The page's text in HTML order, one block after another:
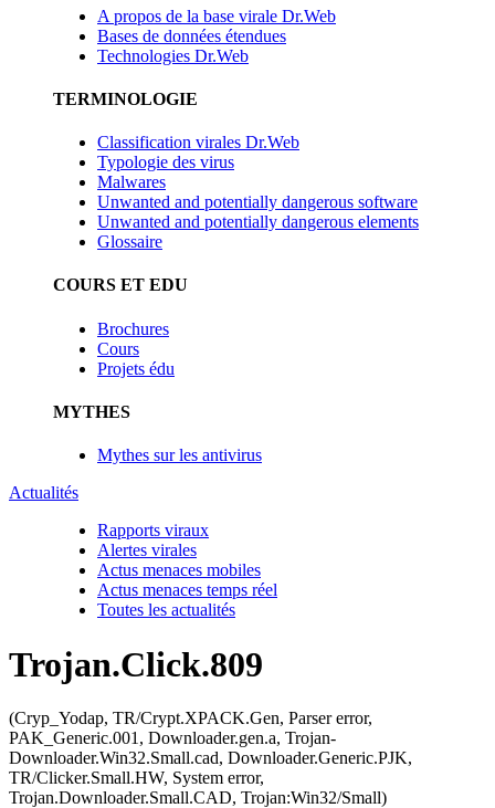
A propos de la base virale Dr.Web
Bases de données étendues
Technologies Dr.Web
TERMINOLOGIE
Classification virales Dr.Web
Typologie des virus
Malwares
Unwanted and potentially dangerous software
Unwanted and potentially dangerous elements
Glossaire
COURS ET EDU
Brochures
Cours
Projets édu
MYTHES
Mythes sur les antivirus
Actualités
Rapports viraux
Alertes virales
Actus menaces mobiles
Actus menaces temps réel
Toutes les actualités
Trojan.Click.809
(Cryp_Yodap, TR/Crypt.XPACK.Gen, Parser error,
PAK_Generic.001, Downloader.gen.a, Trojan-
Downloader.Win32.Small.cad, Downloader.Generic.PJK,
TR/Clicker.Small.HW, System error,
Trojan.Downloader.Small.CAD, Trojan:Win32/Small)